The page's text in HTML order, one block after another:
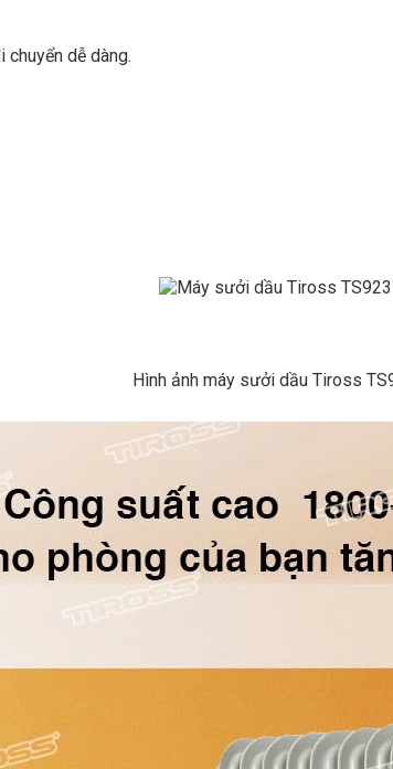
chuyển dễ dàng.
Hình ảnh máy sưởi dầu Tiross